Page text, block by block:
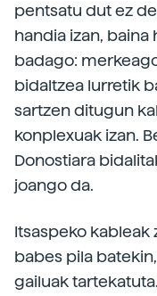
pentsatu dut ez
handia izan, baina
badago:
bidaltzea lurretik
sartzen ditugun
konplexuak izan.
Donostiara
joango da.
Itsaspeko kableak
babes pila
gailuak